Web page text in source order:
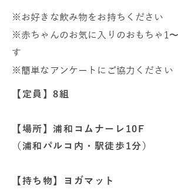
※お好きな飲み物をお持ちください
※赤ちゃんのお気に入りのおもちゃ1
す
※簡単なアンケートにご協力ください
【定員】8組
【場所】浦和コムナーレ10F
（浦和パルコ内・駅徒歩1分）
【持ち物】ヨガマット